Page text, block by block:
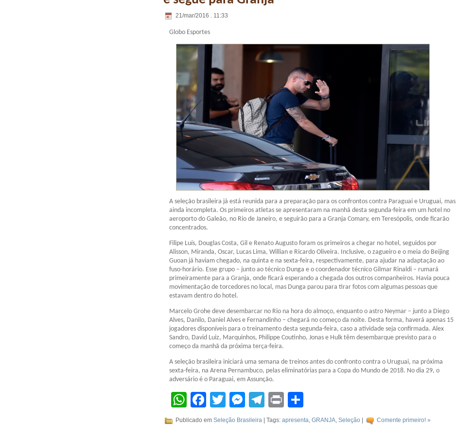
21/mar/2016 . 11:33
Globo Esportes
A seleção brasileira já está reunida para a preparação para os confrontos contra Paraguai e Uruguai, mas
ainda incompleta. Os primeiros atletas se apresentaram na manhã desta segunda-feira em um hotel no
aeroporto do Galeão, no Rio de Janeiro, e seguirão para a Granja Comary, em Teresópolis, onde ficarão
concentrados.
Filipe Luís, Douglas Costa, Gil e Renato Augusto foram os primeiros a chegar no hotel, seguidos por
Alisson, Miranda, Oscar, Lucas Lima, Willian e Ricardo Oliveira. Inclusive, o zagueiro e o meia do Beijing
Guoan já haviam chegado, na quinta e na sexta-feira, respectivamente, para ajudar na adaptação ao
fuso-horário. Esse grupo – junto ao técnico Dunga e o coordenador técnico Gilmar Rinaldi – rumará
primeiramente para a Granja, onde ficará esperando a chegada dos outros companheiros. Havia pouca
movimentação de torcedores no local, mas Dunga parou para tirar fotos com algumas pessoas que
estavam dentro do hotel.
Marcelo Grohe deve desembarcar no Rio na hora do almoço, enquanto o astro Neymar – junto a Diego
Alves, Danilo, Daniel Alves e Fernandinho – chegará no começo da noite. Desta forma, haverá apenas 15
jogadores disponíveis para o treinamento desta segunda-feira, caso a atividade seja confirmada. Alex
Sandro, David Luiz, Marquinhos, Philippe Coutinho, Jonas e Hulk têm desembarque previsto para o
começo da manhã da próxima terça-feira.
A seleção brasileira iniciará uma semana de treinos antes do confronto contra o Uruguai, na próxima
sexta-feira, na Arena Pernambuco, pelas eliminatórias para a Copa do Mundo de 2018. No dia 29, o
adversário é o Paraguai, em Assunção.
WhatsApp
Facebook
TwitterMessenger
Telegram
Print
Publicado em Seleção Brasileira | Tags: apresenta, GRANJA, Seleção Comente primeiro! »